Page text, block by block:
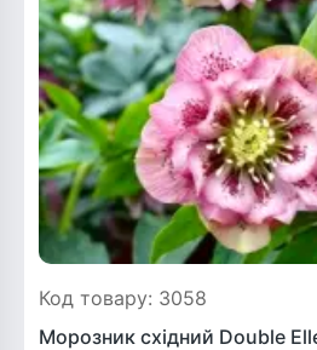
Код товару: 3058
Морозник східний Double